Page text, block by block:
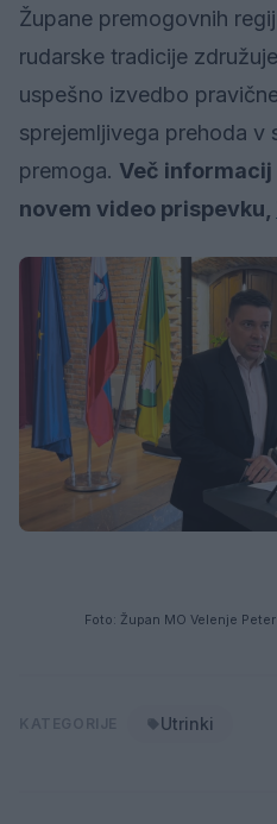
Župane premogovnih
rudarske tradicije
uspešno izvedbo
sprejemljivega prehoda v
premoga. Več informacij
novem video prispevku,
Foto: Župan MO Velenje
Utrinki